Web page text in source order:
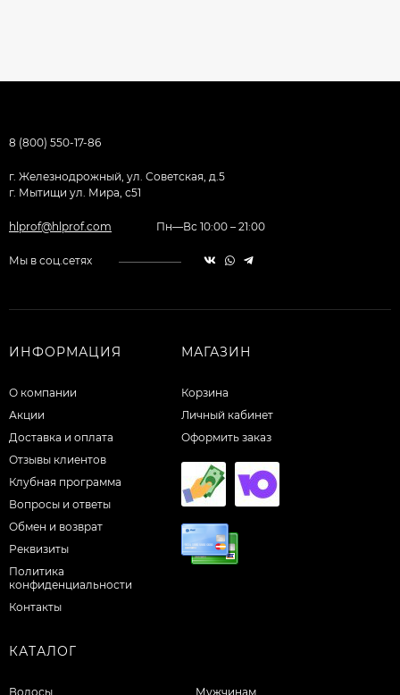
8 (800) 550-17-86
г. Железнодрожный, ул. Советская, д.5
г. Мытищи ул. Мира, с51
hlprof@hlprof.com Пн—Вс 10:00 – 21:00
Мы в соц.сетях
ИНФОРМАЦИЯ
О компании
Акции
Доставка и оплата
Отзывы клиентов
Клубная программа
Вопросы и ответы
Обмен и возврат
Реквизиты
Политика
конфиденциальности
Контакты
МАГАЗИН
Корзина
Личный кабинет
Оформить заказ
КАТАЛОГ
Волосы Мужчинам